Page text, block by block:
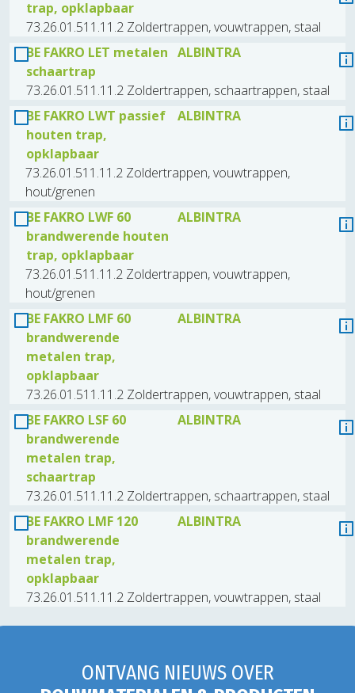
trap, opklapbaar
73.26.01.511.11.2 Zoldertrappen, vouwtrappen, staal
BE FAKRO LET metalen
schaartrap
ALBINTRA
73.26.01.511.11.2 Zoldertrappen, schaartrappen, staal
BE FAKRO LWT passief
houten trap,
opklapbaar
ALBINTRA
73.26.01.511.11.2 Zoldertrappen, vouwtrappen,
hout/grenen
BE FAKRO LWF 60
brandwerende houten
trap, opklapbaar
ALBINTRA
73.26.01.511.11.2 Zoldertrappen, vouwtrappen,
hout/grenen
BE FAKRO LMF 60
brandwerende
metalen trap,
opklapbaar
ALBINTRA
73.26.01.511.11.2 Zoldertrappen, vouwtrappen, staal
BE FAKRO LSF 60
brandwerende
metalen trap,
schaartrap
ALBINTRA
73.26.01.511.11.2 Zoldertrappen, schaartrappen, staal
BE FAKRO LMF 120
brandwerende
metalen trap,
opklapbaar
ALBINTRA
73.26.01.511.11.2 Zoldertrappen, vouwtrappen, staal
ONTVANG NIEUWS OVER